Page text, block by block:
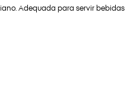
Adequada para servir bebidas